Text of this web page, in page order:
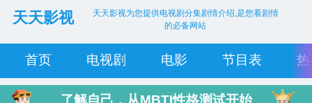
天天影视
天天影视为您提供电视剧分集剧情介绍,是您看剧情
的必备网站
首页 电视剧 电影 节目表
了解自己，从MBTI性格测试开始